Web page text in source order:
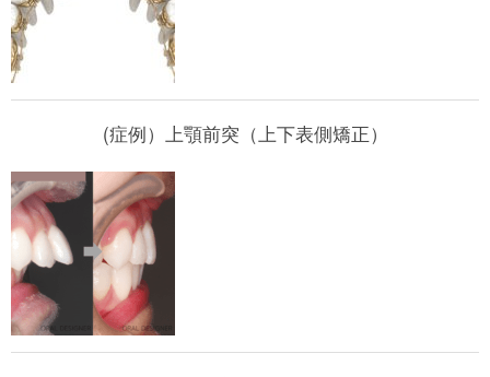
(症例）上顎前突（上下表側矯正）